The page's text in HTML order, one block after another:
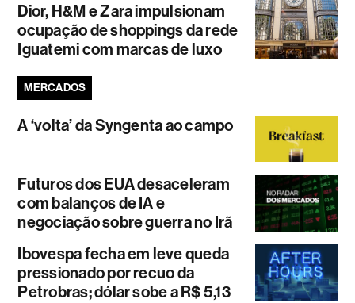
Dior, H&M e Zara impulsionam
ocupação de shoppings da rede
Iguatemi com marcas de luxo
MERCADOS
A ‘volta’ da Syngenta ao campo
Futuros dos EUA desaceleram
com balanços de IA e
negociação sobre guerra no Irã
Ibovespa fecha em leve queda
pressionado por recuo da
Petrobras; dólar sobe a R$ 5,13